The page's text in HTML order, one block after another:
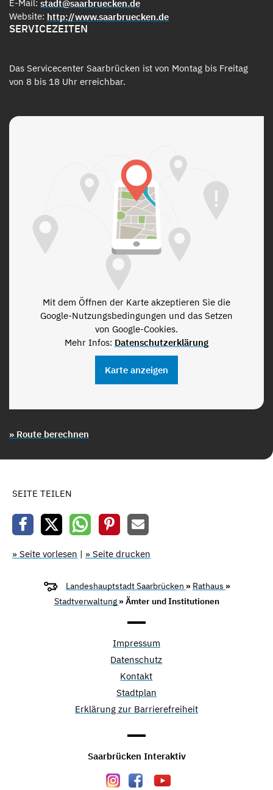
E-Mail: stadt@saarbruecken.de
Website: http://www.saarbruecken.de
SERVICEZEITEN
Das Servicecenter Saarbrücken ist von Montag bis Freitag
von 8 bis 18 Uhr erreichbar.
Mit dem Öffnen der Karte akzeptieren Sie die
Google-Nutzungsbedingungen und das Setzen
von Google-Cookies.
Mehr Infos: Datenschutzerklärung
Karte anzeigen
» Route berechnen
SEITE TEILEN
» Seite vorlesen | » Seite drucken
Landeshauptstadt Saarbrücken » Rathaus »
Stadtverwaltung » Ämter und Institutionen
Impressum
Datenschutz
Kontakt
Stadtplan
Erklärung zur Barrierefreiheit
Saarbrücken Interaktiv